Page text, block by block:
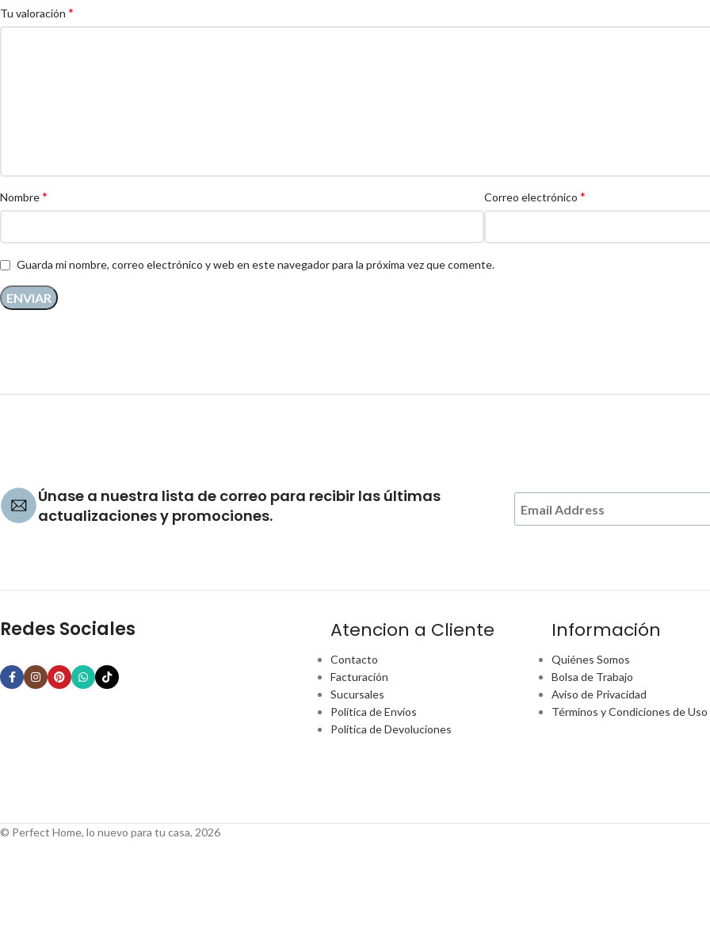
Tu valoración *
Nombre* Correo electrónico *
Guarda mi nombre, correo electrónico y web en este navegador para la próxima vez que comente.
Únase a nuestra lista de correo para recibir las últimas
actualizaciones y promociones.
Redes Sociales Atencion a Cliente
Contacto
Facturación
Sucursales
Política de Envíos
Política de Devoluciones
Información
Quiénes Somos
Bolsa de Trabajo
Aviso de Privacidad
Términos y Condiciones de Uso
© Perfect Home, lo nuevo para tu casa, 2026